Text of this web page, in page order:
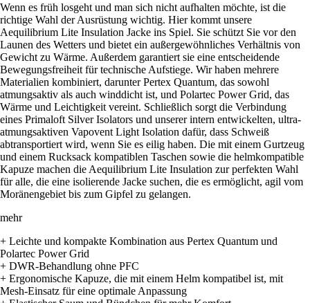
Wenn es früh losgeht und man sich nicht aufhalten möchte, ist die
richtige Wahl der Ausrüstung wichtig. Hier kommt unsere
Aequilibrium Lite Insulation Jacke ins Spiel. Sie schützt Sie vor den
Launen des Wetters und bietet ein außergewöhnliches Verhältnis von
Gewicht zu Wärme. Außerdem garantiert sie eine entscheidende
Bewegungsfreiheit für technische Aufstiege. Wir haben mehrere
Materialien kombiniert, darunter Pertex Quantum, das sowohl
atmungsaktiv als auch winddicht ist, und Polartec Power Grid, das
Wärme und Leichtigkeit vereint. Schließlich sorgt die Verbindung
eines Primaloft Silver Isolators und unserer intern entwickelten, ultra-
atmungsaktiven Vapovent Light Isolation dafür, dass Schweiß
abtransportiert wird, wenn Sie es eilig haben. Die mit einem Gurtzeug
und einem Rucksack kompatiblen Taschen sowie die helmkompatible
Kapuze machen die Aequilibrium Lite Insulation zur perfekten Wahl
für alle, die eine isolierende Jacke suchen, die es ermöglicht, agil vom
Moränengebiet bis zum Gipfel zu gelangen.
mehr
+ Leichte und kompakte Kombination aus Pertex Quantum und
Polartec Power Grid
+ DWR-Behandlung ohne PFC
+ Ergonomische Kapuze, die mit einem Helm kompatibel ist, mit
Mesh-Einsatz für eine optimale Anpassung